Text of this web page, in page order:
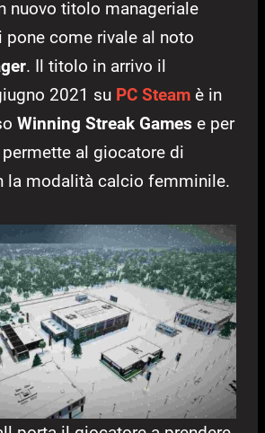
nuovo titolo manageriale
pone come rivale al noto
. Il titolo in arrivo il
2021 su PC Steam è in
Winning Streak Games e per
al giocatore di
la modalità calcio femminile.